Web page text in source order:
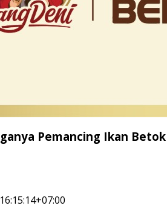
Pemancing Ikan Betok